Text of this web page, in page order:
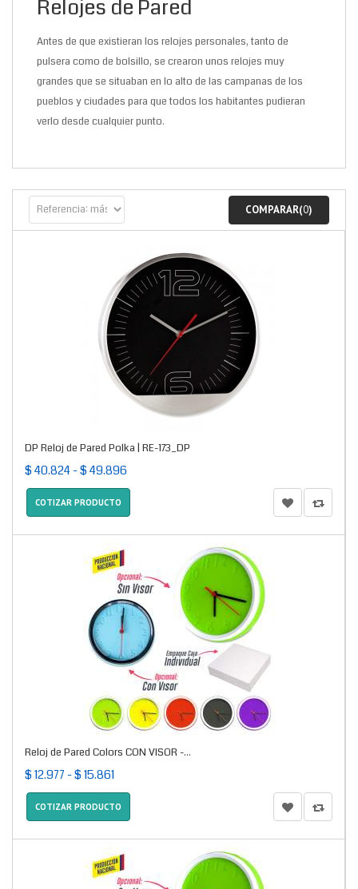
Relojes de Pared
Antes de que existieran los relojes personales, tanto de
pulsera como de bolsillo, se crearon unos relojes muy
grandes que se situaban en lo alto de las campanas de los
pueblos y ciudades para que todos los habitantes pudieran
verlo desde cualquier punto.
COMPARAR(0)
DP Reloj de Pared Polka | RE-173_DP
$ 40.824 - $ 49.896
COTIZAR PRODUCTO
Reloj de Pared Colors CON VISOR -...
$ 12.977 - $ 15.861
COTIZAR PRODUCTO